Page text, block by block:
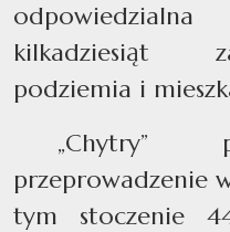
kilkadziesiąt
podziemia i
„Chytry”
przeprowadzenie
tym stoczenie